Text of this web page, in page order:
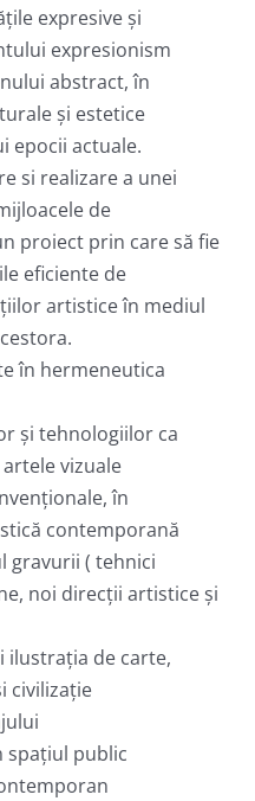
expresive și
expresionism
abstract, în
și estetice
epocii actuale.
si realizare a unei
de
proiect prin care să fie
eficiente de
artistice în mediul
în hermeneutica
și tehnologiilor ca
vizuale
în
contemporană
gravurii ( tehnici
noi direcții artistice și
ilustrația de carte,
civilizaţie
spaţiul public